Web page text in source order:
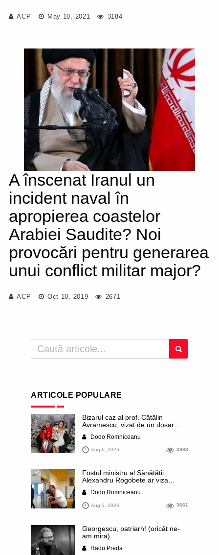
ACP May 10, 2021 3184
A înscenat Iranul un
incident naval în
apropierea coastelor
Arabiei Saudite? Noi
provocări pentru generarea
unui conflict militar major?
ACP Oct 10, 2019 2671
ARTICOLE POPULARE
Bizarul caz al prof. Cătălin
Avramescu, vizat de un dosar
infantilă”. Miroase a execuție
stalinistă. Cea mai imundă parte a
presei publică inclusiv documente
dezvăluite date ultra-personale
ale profesorului, inclusiv
diagnostice și tratamente
Dodo Romniceanu
Aug 6, 2026 3883
Fostul ministru al Sănătății
Alexandru Rogobete ar viza
funcția lui Dominic Fritz de primar
al orașului Timișoara. Pesedistul
publică imagini demne de Coreea
de Nord cu femei din Timișoara
Dodo Romniceanu
Aug 3, 2026 3661
Georgescu, patriarh! (oricât ne-
am mira)
Radu Preda